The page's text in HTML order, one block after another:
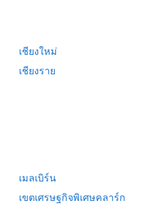
เชียงใหม่
เชียงราย
เมลเบิร์น
เขตเศรษฐกิจพิเศษคลาร์ก